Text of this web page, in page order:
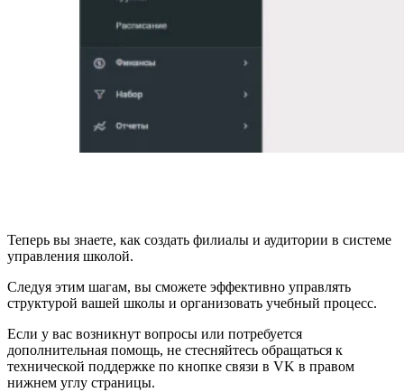
Теперь вы знаете, как создать филиалы и аудитории в системе
управления школой.
Следуя этим шагам, вы сможете эффективно управлять
структурой вашей школы и организовать учебный процесс.
Если у вас возникнут вопросы или потребуется
дополнительная помощь, не стесняйтесь обращаться к
технической поддержке по кнопке связи в VK в правом
нижнем углу страницы.